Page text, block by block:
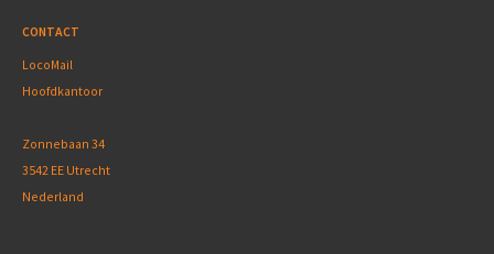
CONTACT
LocoMail
Hoofdkantoor
Zonnebaan 34
3542 EE Utrecht
Nederland